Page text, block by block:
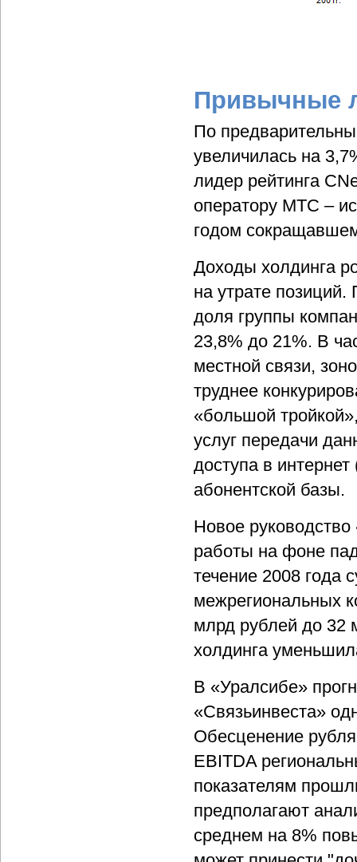
Привычные
По
увеличилась на
лидер рейтинга
оператору МТС –
годом
Доходы холдинга
на утрате
доля группы
23,8% до 21%. В
местной связи,
труднее
«большой
услуг передачи
доступа в
абонентской базы.
Новое
работы на фоне
течение 2008 года
межрегиональных
млрд рублей до 32
холдинга
В «Уралсибе»
«Связьинвеста»
Обесценение
EBITDA
показателям
предполагают
среднем на 8%